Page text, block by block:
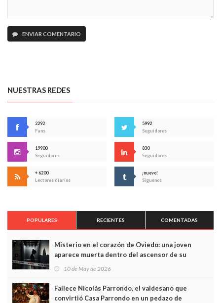
ENVIAR COMENTARIO
NUESTRAS REDES
2292
Fans
5992
Seguidores
19900
Seguidores
830
Seguidores
+ 6200
Lectores diarios
¡nuevo!
Síguenos
POPULARES RECIENTES COMENTADAS
Misterio en el corazón de Oviedo: una joven
aparece muerta dentro del ascensor de su
edificio y las cámaras captan sus últimos minutos
10 de May de 2026
Fallece Nicolás Parrondo, el valdesano que
convirtió Casa Parrondo en un pedazo de